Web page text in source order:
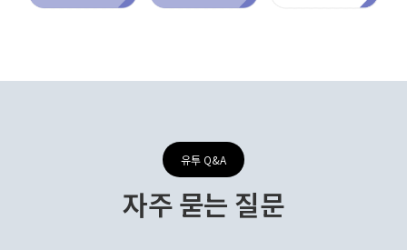
유투 Q&A
자주 묻는 질문